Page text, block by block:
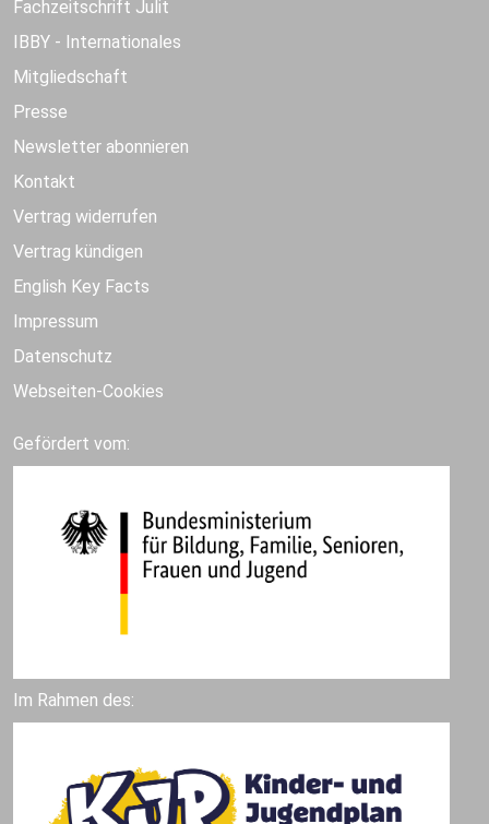
Fachzeitschrift Julit
IBBY - Internationales
Mitgliedschaft
Presse
Newsletter abonnieren
Kontakt
Vertrag widerrufen
Vertrag kündigen
English Key Facts
Impressum
Datenschutz
Webseiten-Cookies
Gefördert vom:
Im Rahmen des: